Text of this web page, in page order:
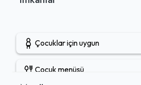
Çocuklar için uygun
Çocuk menüsü